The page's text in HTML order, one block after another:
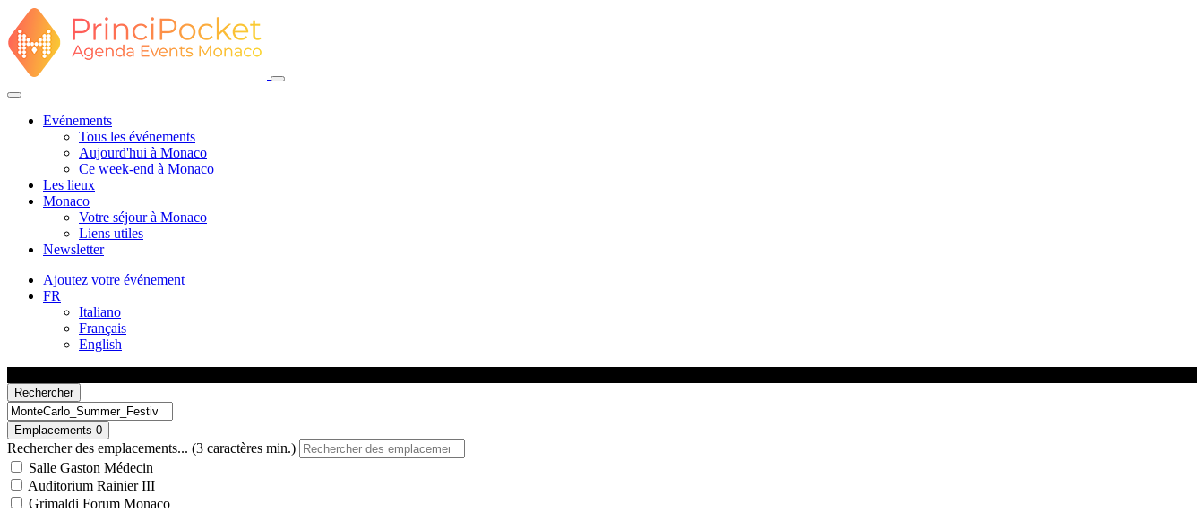
Evénements
Tous les événements
Aujourd'hui à Monaco
Ce week-end à Monaco
Les lieux
Monaco
Votre séjour à Monaco
Liens utiles
Newsletter
Ajoutez votre événement
FR
Italiano
Français
English
Rechercher
Emplacements 0
Rechercher des emplacements... (3 caractères min.)
Salle Gaston Médecin
Auditorium Rainier III
Grimaldi Forum Monaco